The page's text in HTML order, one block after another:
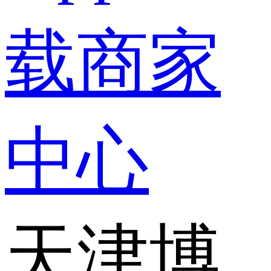
载商家
中心